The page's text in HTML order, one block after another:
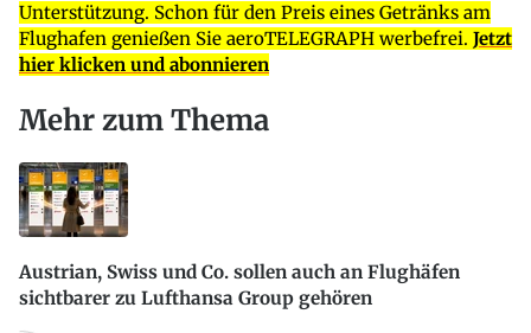
Unterstützung. Schon für den Preis eines Getränks am
Flughafen genießen Sie aeroTELEGRAPH werbefrei. Jetzt
hier klicken und abonnieren
Mehr zum Thema
Austrian, Swiss und Co. sollen auch an Flughäfen
sichtbarer zu Lufthansa Group gehören